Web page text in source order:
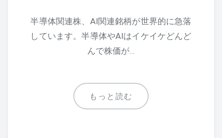
半導体関連株、AI関連銘柄が世界的に急落
しています。半導体やAIはイケイケどんど
んで株価が…
もっと読む